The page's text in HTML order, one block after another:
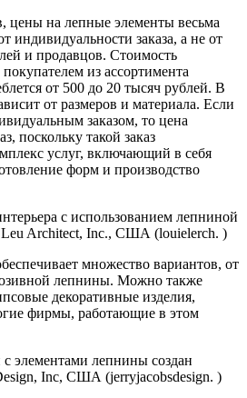
цены на лепные элементы весьма
индивидуальности заказа, а не от
и продавцов. Стоимость
из ассортимента
от 500 до 20 тысяч рублей. В
от размеров и материала. Если
заказом, то цена
поскольку такой заказ
услуг, включающий в себя
форм и производство
с использованием лепниной
Leu Architect, Inc., США (louielerch. )
множество вариантов, от
лепнины. Можно также
декоративные изделия,
фирмы, работающие в этом
элементами лепнины создан
Inc, США (jerryjacobsdesign. )